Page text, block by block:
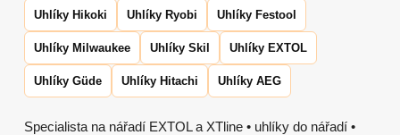
Uhlíky Hikoki Uhlíky Ryobi Uhlíky Festool
Uhlíky Milwaukee Uhlíky Skil Uhlíky EXTOL
Uhlíky Güde Uhlíky Hitachi Uhlíky AEG
Specialista na nářadí EXTOL a XTline • uhlíky do nářadí •